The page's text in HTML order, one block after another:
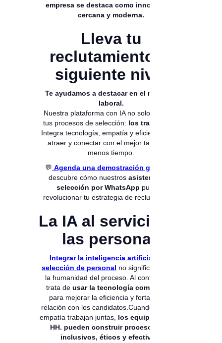
empresa se destaca como innovadora,
cercana y moderna.
Lleva tu
reclutamiento al
siguiente nivel
Te ayudamos a destacar en el mercado
laboral.
Nuestra plataforma con IA no solo optimiza
tus procesos de selección: los transforma
Integra tecnología, empatía y eficiencia para
atraer y conectar con el mejor talento en
menos tiempo.
💬 Agenda una demostración gratuita
descubre cómo nuestros asistentes de
selección por WhatsApp pueden
revolucionar tu estrategia de reclutamiento.
La IA al servicio de
las personas
Integrar la inteligencia artificial en la
selección de personal no significa eliminar
la humanidad del proceso. Al contrario, se
trata de usar la tecnología como aliada
para mejorar la eficiencia y fortalecer la
relación con los candidatos.Cuando la IA y la
empatía trabajan juntas, los equipos de RR.
HH. pueden construir procesos más
inclusivos, éticos y efectivos.